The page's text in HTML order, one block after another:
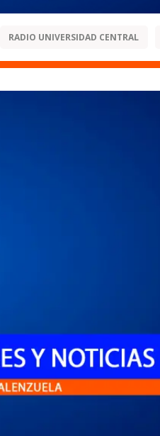
RADIO UNIVERSIDAD CENTRAL